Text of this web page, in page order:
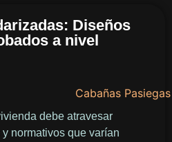
Diseños
a nivel
debe atravesar
normativos que varían